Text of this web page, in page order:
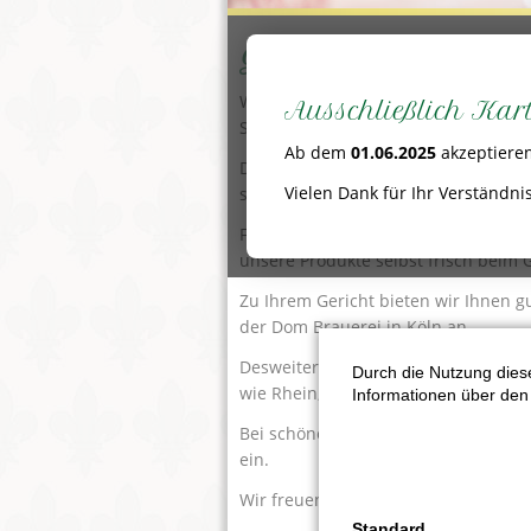
Ausschließlich
Ab dem 01.06.2025
Vielen Dank für Ihr
Gastfreundschaft
Wir laden Sie zum Mittags-und
Sitzplätzen ein.
Die Küche bietet Ihnen gut
saissionale Sonderkarte an.
Fische Lebensmittel und Qualität
unsere Produkte selbst frisch beim
Zu Ihrem Gericht bieten wir Ihnen
der Dom Brauerei in Köln an.
Desweiteren offerieren wir Rot-
wie Rhein, Mosel, Ahr, badische
Bei schönem Wetter lädt unser
ein.
Wir freuen uns auf Ihren Besuch.
Durch die Nutzung
Informationen über